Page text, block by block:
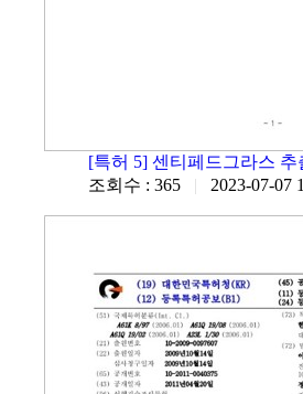
[특허 5] 센티페드그라스
조회수 : 365
| 2023-07-07